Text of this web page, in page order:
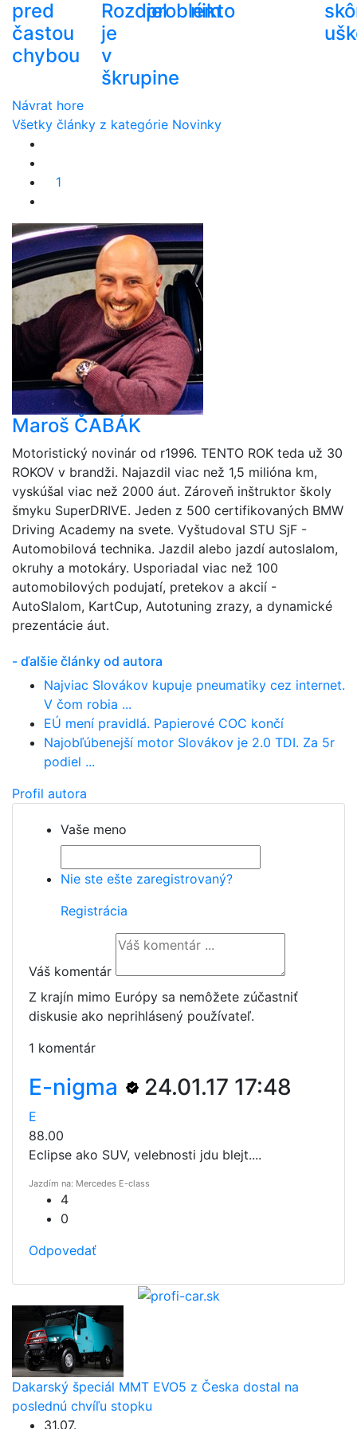
pred
častou
chybou
Rozdiel
je
v
škrupine
problém
nikto
Návrat hore
Všetky články z kategórie Novinky
1
Maroš ČABÁK
Motoristický novinár od r1996. TENTO ROK teda už 30
ROKOV v brandži. Najazdil viac než 1,5 milióna km,
vyskúšal viac než 2000 áut. Zároveň inštruktor školy
šmyku SuperDRIVE. Jeden z 500 certifikovaných BMW
Driving Academy na svete. Vyštudoval STU SjF -
Automobilová technika. Jazdil alebo jazdí autoslalom,
okruhy a motokáry. Usporiadal viac než 100
automobilových podujatí, pretekov a akcií -
AutoSlalom, KartCup, Autotuning zrazy, a dynamické
prezentácie áut.
- ďalšie články od autora
Najviac Slovákov kupuje pneumatiky cez internet.
V čom robia ...
EÚ mení pravidlá. Papierové COC končí
Najobľúbenejší motor Slovákov je 2.0 TDI. Za 5r
podiel ...
Profil autora
Vaše meno
Nie ste ešte zaregistrovaný?
Registrácia
Váš komentár
Z krajín mimo Európy sa nemôžete zúčastniť
diskusie ako neprihlásený používateľ.
1 komentár
E-nigma 24.01.17 17:48
E
88.00
Eclipse ako SUV, velebnosti jdu blejt....
Jazdím na: Mercedes E-class
4
0
Odpovedať
Dakarský špeciál MMT EVO5 z Česka dostal na
poslednú chvíľu stopku
31.07.